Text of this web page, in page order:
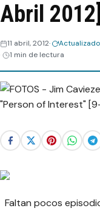
Abril 2012]
11 abril, 2012 Actualizado
1 min de lectura
Faltan pocos